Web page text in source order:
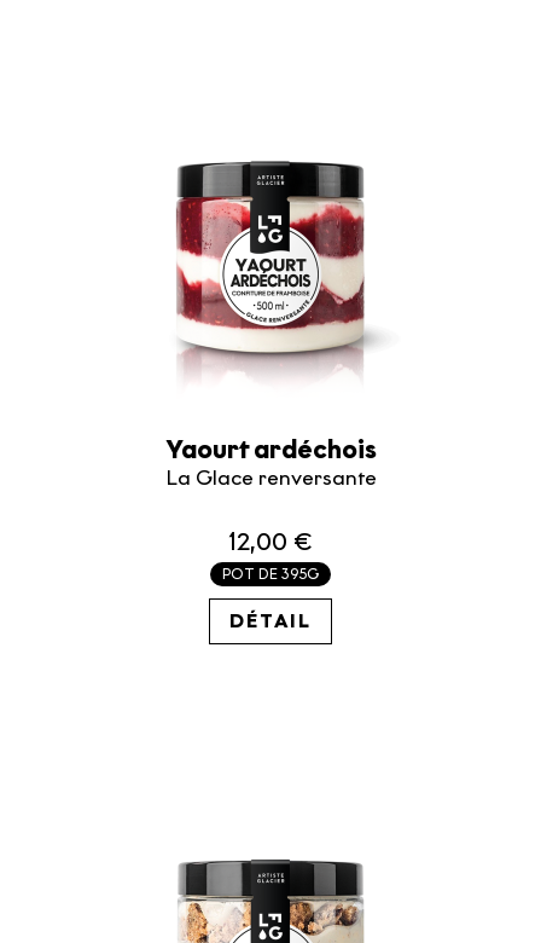
Yaourt ardéchois
La Glace renversante
12,00 €
POT DE 395G
30.38€ / KG
DÉTAIL